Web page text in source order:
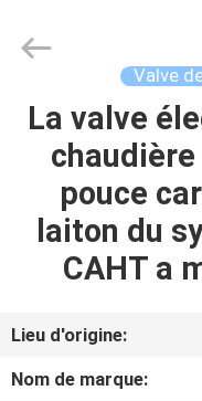
MAISON
PRODUITS
DE
NOUS
Technology
Rights
Reserved.
Valve
La valve
pouce
laiton du
CAHT a
Lieu d'origine:
Nom de marque: